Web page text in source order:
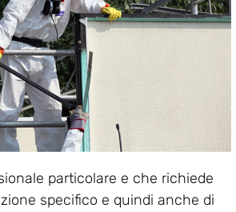
particolare e che richiede
specifico e quindi anche di